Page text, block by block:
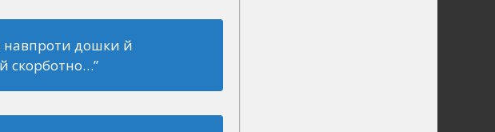
навпроти дошки й
скорботно…”